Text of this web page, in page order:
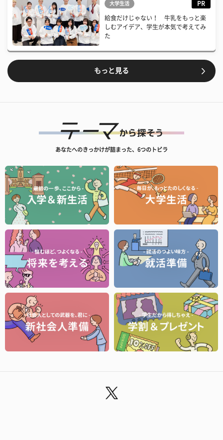
大学生活 PR
給食だけじゃない！ 牛乳をもっと楽
しむアイデア、学生が本気で考えてみ
た
もっと見る
あなたへのきっかけが詰まった、6つのトビラ